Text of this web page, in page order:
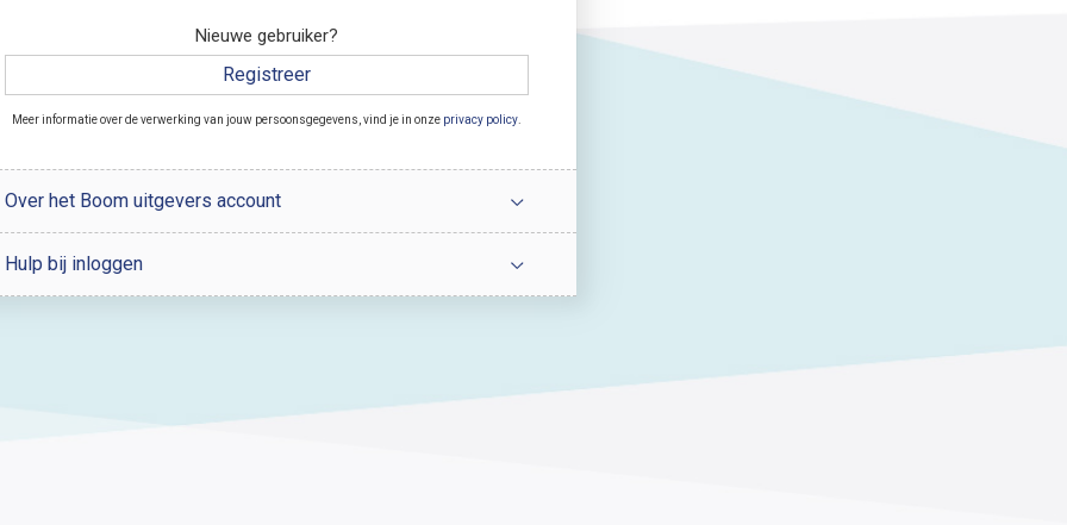
Nieuwe gebruiker?
Registreer
Meer informatie over de verwerking van jouw persoonsgegevens, vind je in onze privacy policy
Over het Boom uitgevers account
Hulp bij inloggen